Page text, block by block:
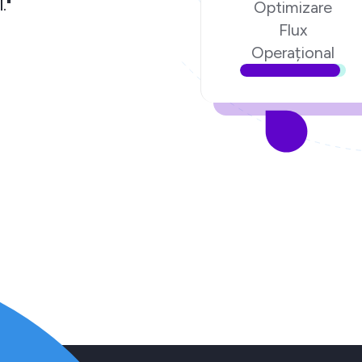
în echipa Ecom Digital."
Optimizare
Flux
Operațional